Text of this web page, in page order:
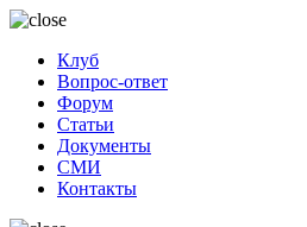
Клуб
Вопрос-ответ
Форум
Статьи
Документы
СМИ
Контакты